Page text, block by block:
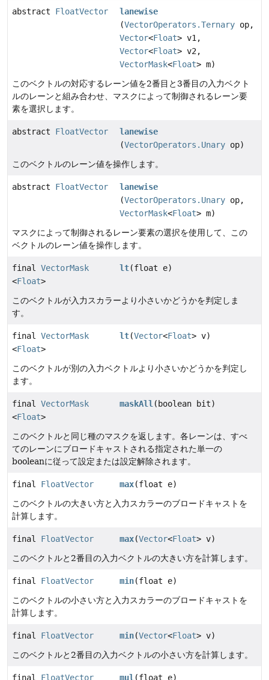
abstract FloatVector
lanewise
(VectorOperators.Ternary op,
Vector<Float> v1,
Vector<Float> v2,
VectorMask<Float> m)
このベクトルの対応するレーン値を2番目と3番目の入力ベクト
ルのレーンと組み合わせ、マスクによって制御されるレーン要
素を選択します。
abstract FloatVector
lanewise
(VectorOperators.Unary op)
このベクトルのレーン値を操作します。
abstract FloatVector
lanewise
(VectorOperators.Unary op,
VectorMask<Float> m)
マスクによって制御されるレーン要素の選択を使用して、この
ベクトルのレーン値を操作します。
final VectorMask
<Float>
lt(float e)
このベクトルが入力スカラーより小さいかどうかを判定しま
す。
final VectorMask
<Float>
lt(Vector<Float> v)
このベクトルが別の入力ベクトルより小さいかどうかを判定し
ます。
final VectorMask
<Float>
maskAll (boolean bit)
このベクトルと同じ種のマスクを返します。各レーンは、すべ
てのレーンにブロードキャストされる指定された単一の
booleanに従って設定または設定解除されます。
final FloatVector max(float e)
このベクトルの大きい方と入力スカラーのブロードキャストを
計算します。
final FloatVector max(Vector<Float> v)
このベクトルと2番目の入力ベクトルの大きい方を計算します。
final FloatVector min(float e)
このベクトルの小さい方と入力スカラーのブロードキャストを
計算します。
final FloatVector min(Vector<Float> v)
このベクトルと2番目の入力ベクトルの小さい方を計算します。
final FloatVector mul (float e)